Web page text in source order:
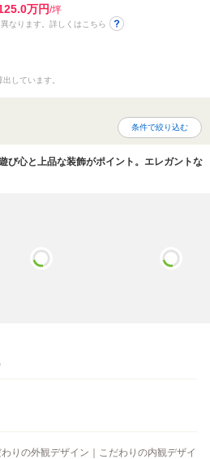
万円/坪
なります。詳しくはこちら
しています。
条件で絞り込む
び心と上品な装飾がポイント。エレガントな
りの外観デザイン｜こだわりの内観デザイ